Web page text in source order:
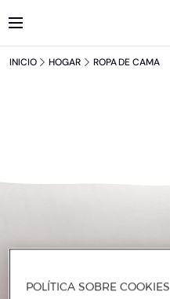
INICIO HOGAR ROPA DE CAMA
POLÍTICA SOBRE COOKIES